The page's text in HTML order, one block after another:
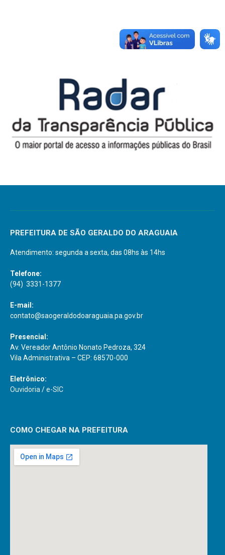
PREFEITURA DE SÃO GERALDO DO ARAGUAIA
Atendimento: segunda a sexta, das 08hs às 14hs
Telefone:
(94) 3331-1377
E-mail:
contato@saogeraldodoaraguaia.pa.gov.br
Presencial:
Av. Vereador Antônio Nonato Pedroza, 324
Vila Administrativa – CEP: 68570-000
Eletrônico:
Ouvidoria /e-SIC
COMO CHEGAR NA PREFEITURA